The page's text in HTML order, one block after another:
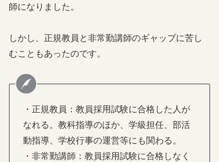
師になりました。
しかし、正規教員と非常勤講師のギャップに苦し
むこともあったのです。
・正規教員：教員採用試験に合格した人が
なれる。教科指導のほか、学級担任、部活
動指導、学校行事の運営等にも関わる。
・非常勤講師：教員採用試験に合格しなく